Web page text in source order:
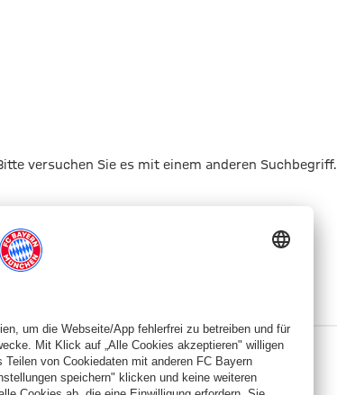
versuchen Sie es mit einem anderen Suchbegriff.